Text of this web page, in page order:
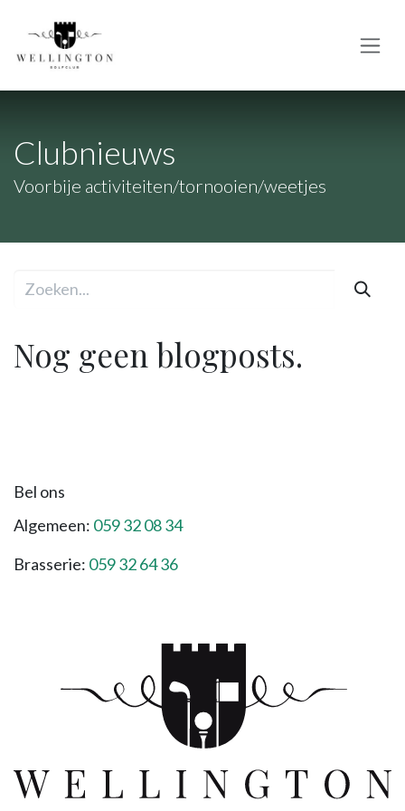
Clubnieuws
Voorbije activiteiten/tornooien/weetjes
Nog geen blogposts.
Bel ons
Algemeen: 059 32 08 34
Brasserie: 059 32 64 36